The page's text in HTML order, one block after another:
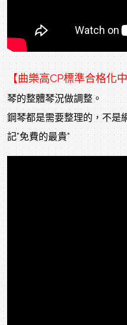
【曲樂高CP標準合格化
琴的整體琴況做調整。
鋼琴都是需要整理的，不是
記"免費的最貴"